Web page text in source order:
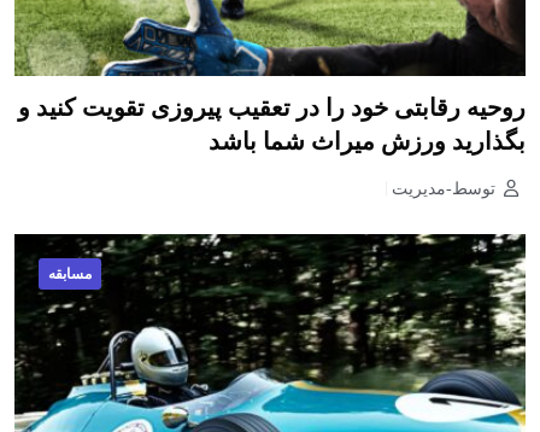
روحیه رقابتی خود را در تعقیب پیروزی تقویت کنید و
بگذارید ورزش میراث شما باشد
توسط-مدیریت
مسابقه